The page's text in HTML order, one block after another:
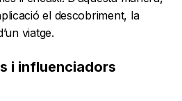
el descobriment, la
viatge.
i influenciadors